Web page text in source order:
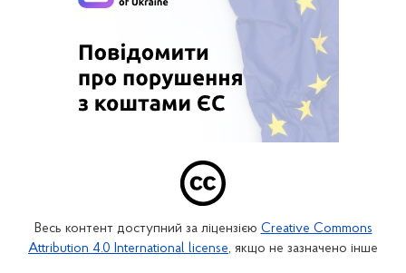
Весь контент доступний за ліцензією Creative Commons
Attribution 4.0 International license, якщо не зазначено інше